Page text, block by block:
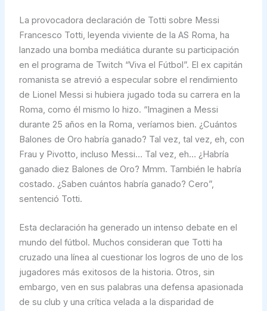
La provocadora declaración de Totti sobre Messi
Francesco Totti, leyenda viviente de la AS Roma, ha
lanzado una bomba mediática durante su participación
en el programa de Twitch “Viva el Fútbol”. El ex capitán
romanista se atrevió a especular sobre el rendimiento
de Lionel Messi si hubiera jugado toda su carrera en la
Roma, como él mismo lo hizo. “Imaginen a Messi
durante 25 años en la Roma, veríamos bien. ¿Cuántos
Balones de Oro habría ganado? Tal vez, tal vez, eh, con
Frau y Pivotto, incluso Messi… Tal vez, eh… ¿Habría
ganado diez Balones de Oro? Mmm. También le habría
costado. ¿Saben cuántos habría ganado? Cero”,
sentenció Totti.
Esta declaración ha generado un intenso debate en el
mundo del fútbol. Muchos consideran que Totti ha
cruzado una línea al cuestionar los logros de uno de los
jugadores más exitosos de la historia. Otros, sin
embargo, ven en sus palabras una defensa apasionada
de su club y una crítica velada a la disparidad de